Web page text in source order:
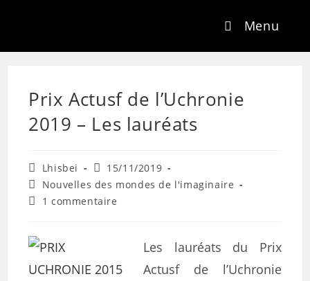
Menu
Prix Actusf de l’Uchronie
2019 – Les lauréats
Lhisbei
15/11/2019
Nouvelles des mondes de l'imaginaire
1 commentaire
Les lauréats du Prix
Actusf de l’Uchronie